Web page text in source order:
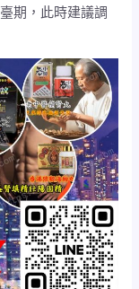
期，此時建議調